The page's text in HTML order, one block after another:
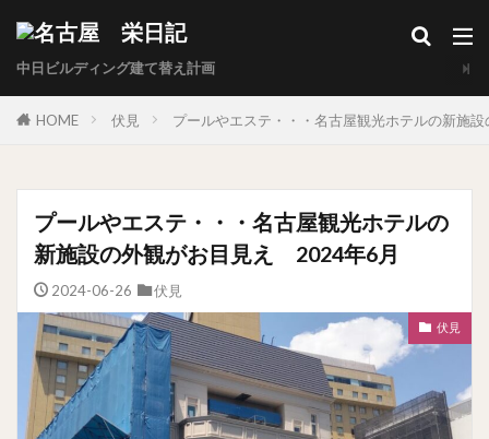
中日ビルディング建て替え計画
HOME 伏見 プールやエステ・・・名古屋観光ホテルの新施
プールやエステ・・・名古屋観光ホテルの
新施設の外観がお目見え 2024年6月
2024-06-26 伏見
伏見